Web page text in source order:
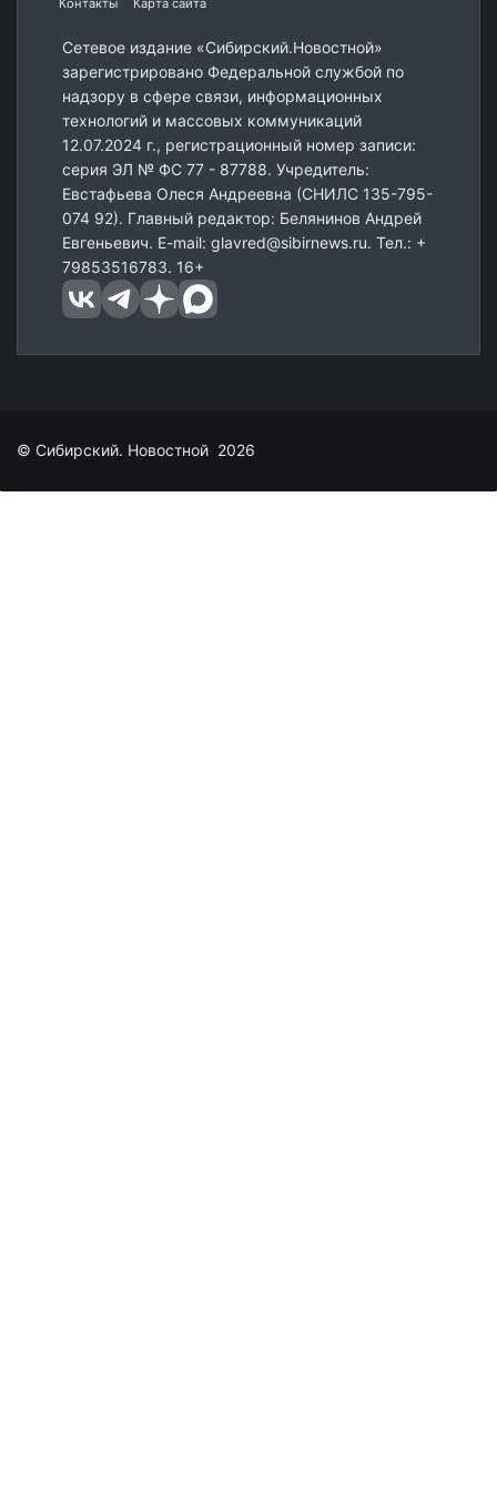
Контакты
Карта сайта
Сетевое издание «Сибирский.Новостной»
зарегистрировано Федеральной службой по
надзору в сфере связи, информационных
технологий и массовых коммуникаций
12.07.2024 г., регистрационный номер записи:
серия ЭЛ № ФС 77 - 87788. Учредитель:
Евстафьева Олеся Андреевна (СНИЛС 135-795-
074 92). Главный редактор: Белянинов Андрей
Евгеньевич. E-mail: glavred@sibirnews.ru. Тел.: +
79853516783. 16+
© Сибирский. Новостной 2026